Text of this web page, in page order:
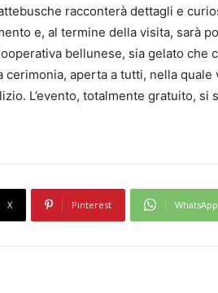
racconterà dettagli e
e, al termine della visita, sarà
bellunese, sia gelato che
cerimonia, aperta a tutti, nella
L’evento, totalmente gratuito, si
X Pinterest WhatsApp